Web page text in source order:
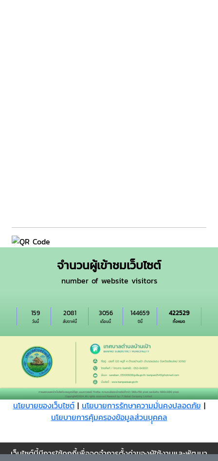
จำนวนผู้เข้าชมเว็บไซต์
number of website visitors
วันนี้
159
สัปดาห์นี้
2081
เดือนนี้
3056
ปีนี้
144659
ทั้งหมด
422529
นโยบายของเว็บไซต์| นโยบายการรักษาความมั่นคงปลอดภัย |
นโยบายการคุ้มครองข้อมูลส่วนบุุคคล
Cookie
เว็บไซต์นี้มีการใช้คุกกี้เพื่อจดจำการตั้งค่าของผู้ใช้งานและพัฒนา